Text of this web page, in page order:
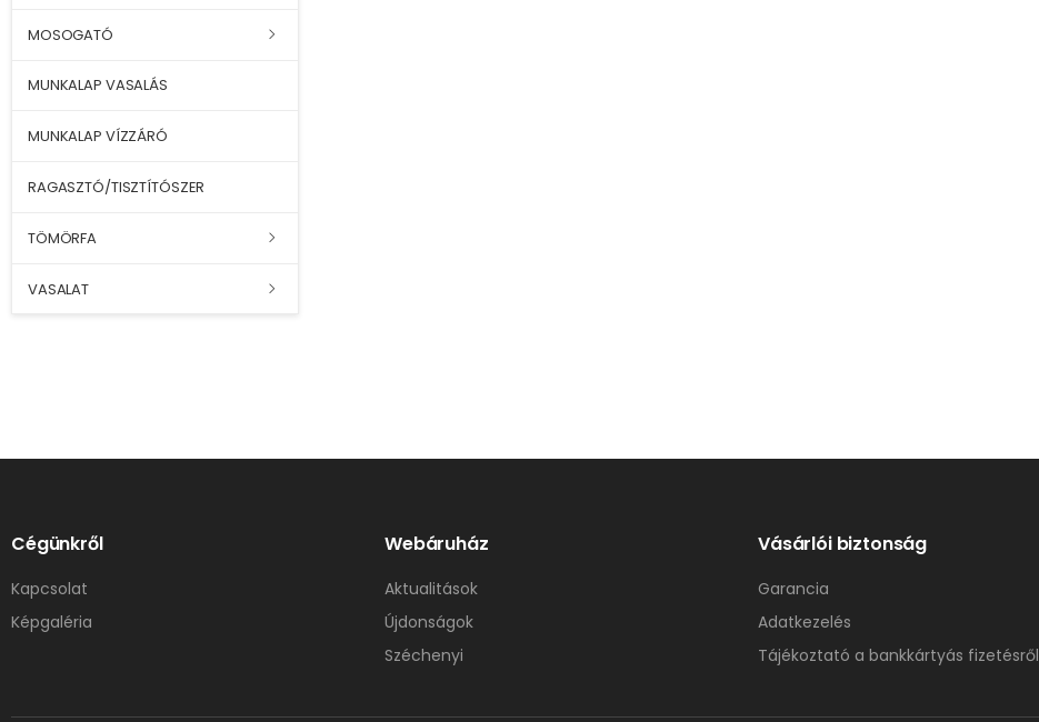
MOSOGATÓ
MUNKALAP VASALÁS
MUNKALAP VÍZZÁRÓ
RAGASZTÓ/TISZTÍTÓSZER
TÖMÖRFA
VASALAT
Cégünkről
Kapcsolat
Képgaléria
Webáruház
Aktualitások
Újdonságok
Széchenyi
Vásárlói biztonság
Garancia
Adatkezelés
Tájékoztató a bankkártyás fizetésről